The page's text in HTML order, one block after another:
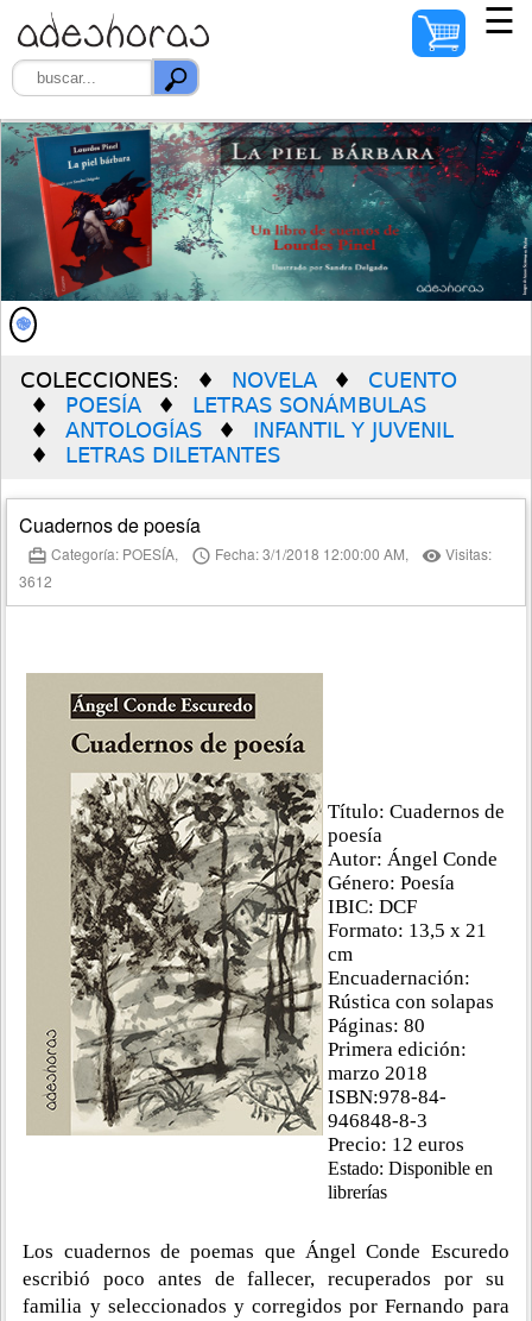
AUTORES
ILUSTRADORES
DISTRIBUIDORES
PREMIO SOLEDAD
VERDÚ
☰
COLECCIONES: NOVELA
CUENTO
POESÍA
LETRAS SONÁMBULAS
ANTOLOGÍAS
INFANTIL Y JUVENIL
LETRAS DILETANTES
Cuadernos de poesía
card_travel Categoría: POESÍA, access_time Fecha: 3/1/2018 12:00:00 AM, remove_red_eye Visitas:
3612
Título: Cuadernos de
poesía
Autor: Ángel Conde
Género: Poesía
IBIC: DCF
Formato: 13,5 x 21
cm
Encuadernación:
Rústica con solapas
Páginas: 80
Primera edición:
marzo 2018
ISBN:978-84-
946848-8-3
Precio: 12 euros
Estado: Disponible en
librerías
Los cuadernos de poemas que Ángel Conde Escuredo
escribió poco antes de fallecer, recuperados por su
familia y seleccionados y corregidos por Fernando para